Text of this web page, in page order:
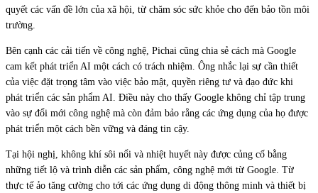
quyết các vấn đề lớn của xã hội, từ chăm sóc sức khỏe cho đến bảo tồn môi
trường.
Bên cạnh các cải tiến về công nghệ, Pichai cũng chia sẻ cách mà Google
cam kết phát triển AI một cách có trách nhiệm. Ông nhắc lại sự cần thiết
của việc đặt trọng tâm vào việc bảo mật, quyền riêng tư và đạo đức khi
phát triển các sản phẩm AI. Điều này cho thấy Google không chỉ tập trung
vào sự đổi mới công nghệ mà còn đảm bảo rằng các ứng dụng của họ được
phát triển một cách bền vững và đáng tin cậy.
Tại hội nghị, không khí sôi nổi và nhiệt huyết này được củng cố bằng
những tiết lộ và trình diễn các sản phẩm, công nghệ mới từ Google. Từ
thực tế ảo tăng cường cho tới các ứng dụng di động thông minh và thiết bị